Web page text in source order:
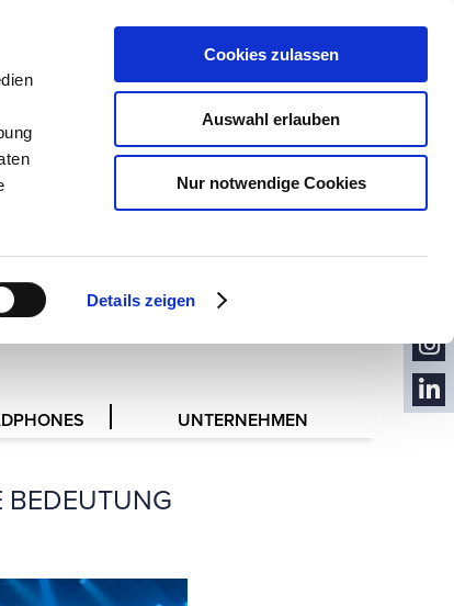
Details zeigen
Cookies zulassen
Auswahl erlauben
Nur notwendige Cookies
KONTAKT
KONTAKT
FORMULAR
UNTERNEHMEN
BEDEUTUNG
EFACE
BOO
K
INST
AGR